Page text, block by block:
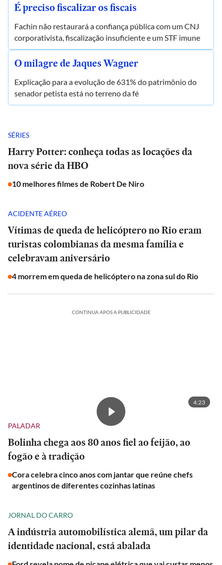
É preciso fiscalizar os fiscais
Fachin não restaurará a confiança pública com um CNJ
corporativista, fiscalização insuficiente e um STF imune
O milagre de Jaques Wagner
Explicação para a evolução de 631% do patrimônio do
senador petista está no terreno da fé
SÉRIES
Harry Potter: conheça todas as locações da
nova série da HBO
10 melhores filmes de Robert De Niro
ACIDENTE AÉREO
Vítimas de queda de helicóptero no Rio eram
turistas colombianas da mesma família e
celebravam aniversário
4 morrem em queda de helicóptero na zona sul do Rio
CONTINUA APÓS A PUBLICIDADE
4:23
PALADAR
Bolinha chega aos 80 anos fiel ao feijão, ao
fogão e à tradição
Cora celebra cinco anos com jantar que reúne chefs
argentinos de diferentes cozinhas latinas
JORNAL DO CARRO
A indústria automobilística alemã, um pilar da
identidade nacional, está abalada